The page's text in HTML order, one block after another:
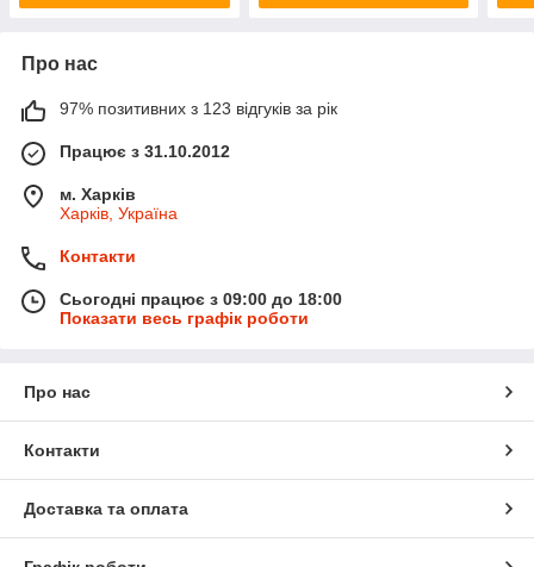
Про нас
97% позитивних з 123 відгуків за рік
Працює з 31.10.2012
м. Харків
Харків, Україна
Контакти
Сьогодні працює з 09:00 до 18:00
Показати весь графік роботи
Про нас
Контакти
Доставка та оплата